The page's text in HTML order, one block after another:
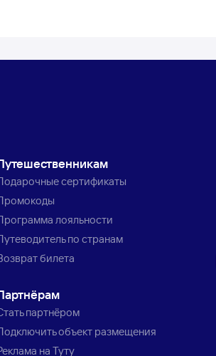
сертификаты
лояльности
по странам
билета
партнёром
объект размещения
на Туту